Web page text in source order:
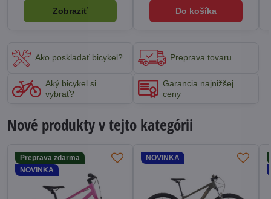
Zobraziť Do košíka
Ako poskladať bicykel? Preprava tovaru
Aký bicykel si
vybrať?
Garancia najnižšej
ceny
Nové produkty v tejto kategórii
Preprava zdarma
NOVINKA
NOVINKA